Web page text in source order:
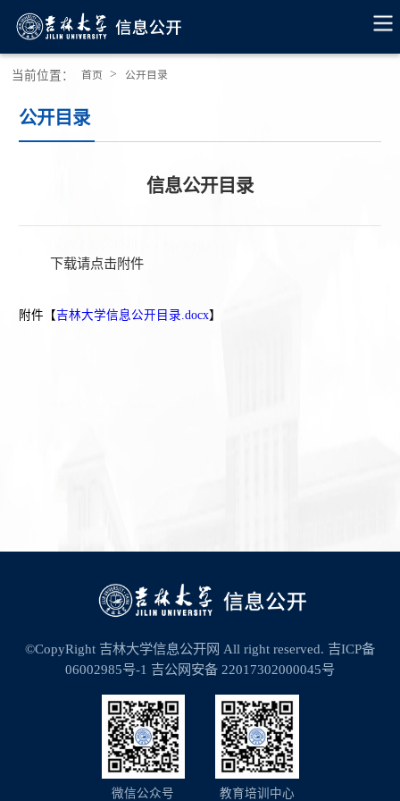
当前位置： 首页 > 公开目录
公开目录
信息公开目录
下载请点击附件
附件【吉林大学信息公开目录.docx】
©CopyRight 吉林大学信息公开网 All right reserved. 吉ICP备
06002985号-1 吉公网安备 22017302000045号
微信公众号 教育培训中心